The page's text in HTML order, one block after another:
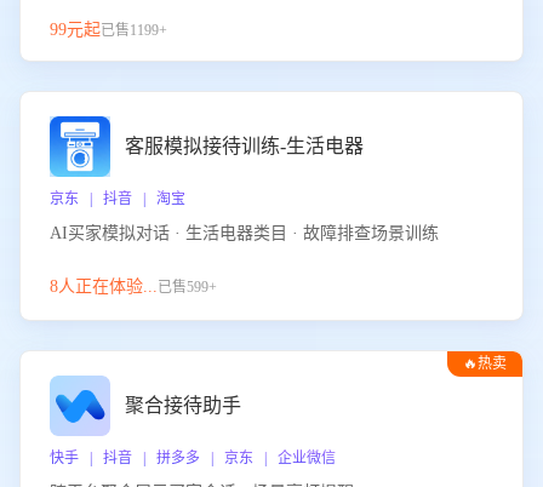
服能力。
99元起已售1199+
客服模拟接待训练-生活电器
京东 | 抖音 | 淘宝
AI买家模拟对话 · 生活电器类目 · 故障排查场景训练
8人正在体验...已售599+
🔥热卖
聚合接待助手
快手 | 抖音 | 拼多多 | 京东 | 企业微信